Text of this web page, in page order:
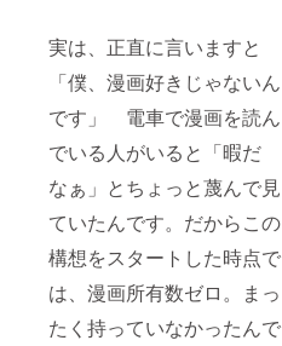
実は、正直に言いますと
「僕、漫画好きじゃないん
です」 電車で漫画を読ん
でいる人がいると「暇だ
なぁ」とちょっと蔑んで見
ていたんです。だからこの
構想をスタートした時点で
は、漫画所有数ゼロ。まっ
たく持っていなかったんで